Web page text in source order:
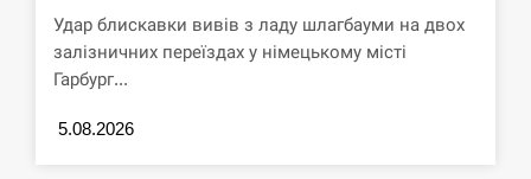
Удар блискавки вивів з ладу шлагбауми на двох
залізничних переїздах у німецькому місті
Гарбург...
5.08.2026